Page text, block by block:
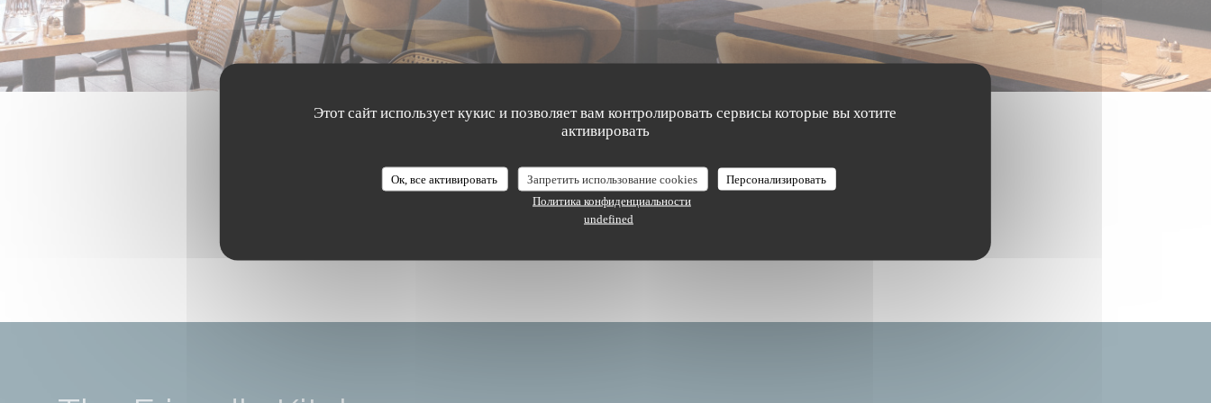
Этот сайт использует кукис и позволяет вам контролировать сервисы которые вы хотите
активировать
Ок, все активировать Запретить использование cookies
Персонализировать
Политика конфиденциальности
undefined
The Friendly Kitchen